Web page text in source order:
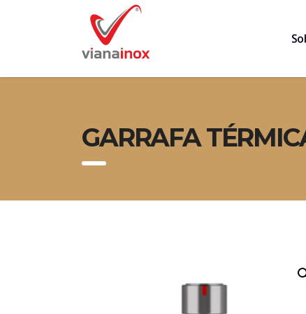
GARRAFA